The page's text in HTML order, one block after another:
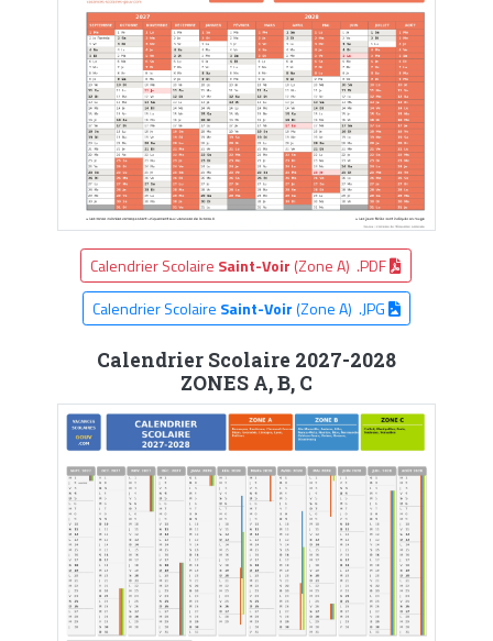
Calendrier Scolaire Saint-Voir (Zone A) .PDF
Calendrier Scolaire Saint-Voir(Zone A) .JPG
Calendrier Scolaire 2027-2028
ZONES A, B, C